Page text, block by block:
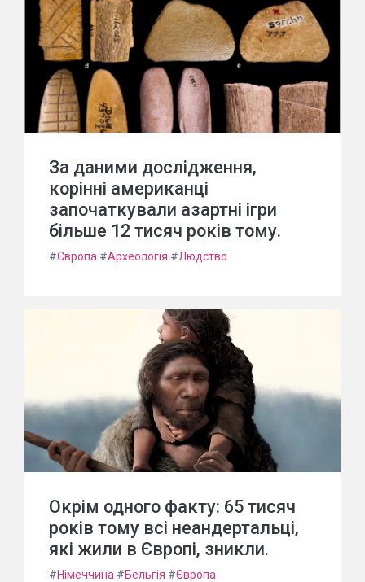
За даними дослідження,
корінні американці
започаткували азартні ігри
більше 12 тисяч років тому.
#Європа #Археологія #Людство
Окрім одного факту: 65 тисяч
років тому всі неандертальці,
які жили в Європі, зникли.
#Німеччина #Бельгія #Європа